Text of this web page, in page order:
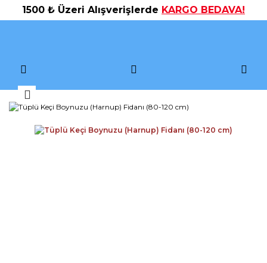
1500 ₺ Üzeri Alışverişlerde KARGO BEDAVA!